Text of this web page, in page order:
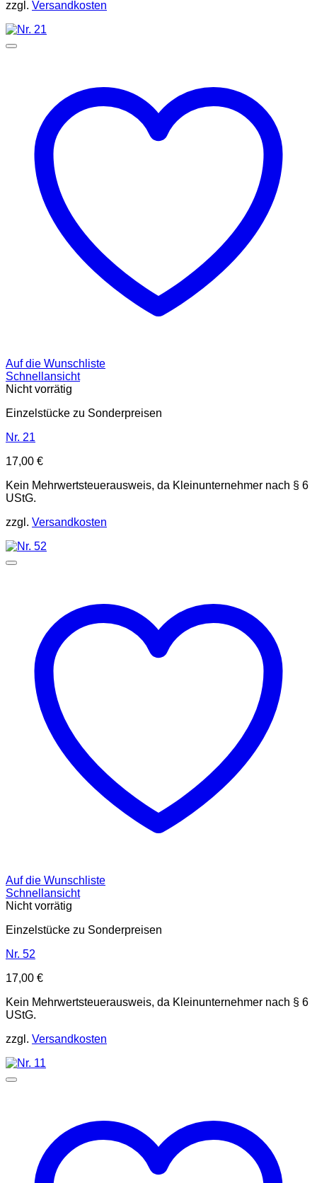
zzgl. Versandkosten
Auf die Wunschliste
Schnellansicht
Nicht vorrätig
Einzelstücke zu Sonderpreisen
Nr. 21
17,00 €
Kein Mehrwertsteuerausweis, da Kleinunternehmer nach § 6
UStG.
zzgl. Versandkosten
Auf die Wunschliste
Schnellansicht
Nicht vorrätig
Einzelstücke zu Sonderpreisen
Nr. 52
17,00 €
Kein Mehrwertsteuerausweis, da Kleinunternehmer nach § 6
UStG.
zzgl. Versandkosten